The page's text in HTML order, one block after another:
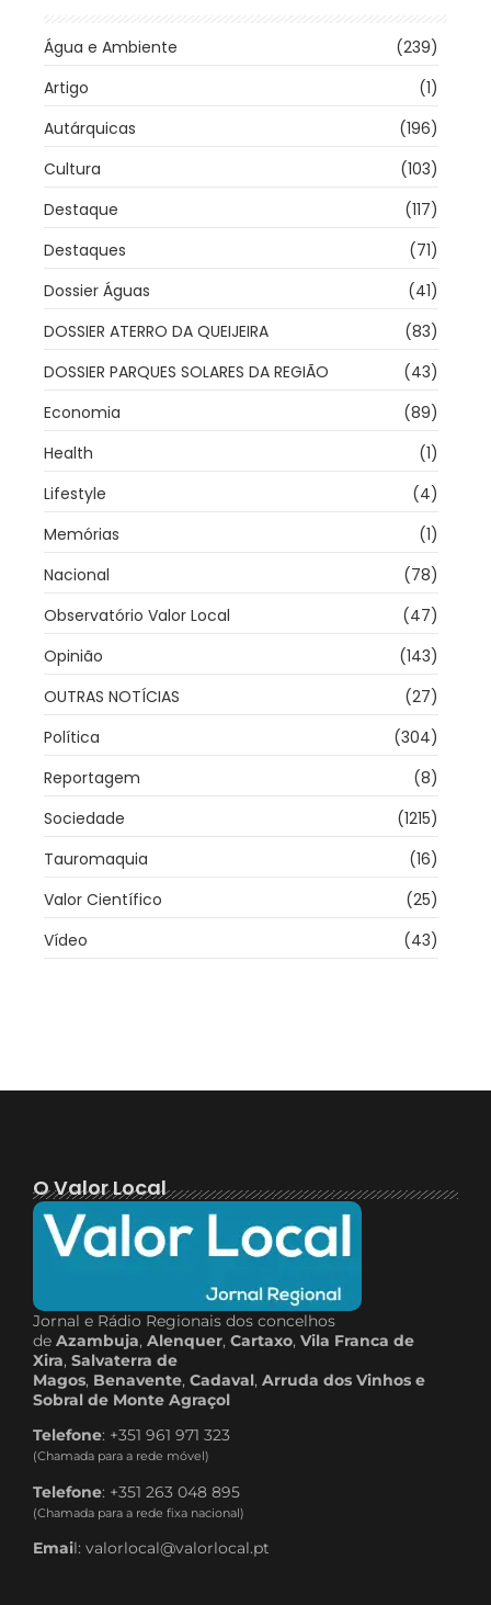
Água e Ambiente
(239)
Artigo
(1)
Autárquicas
(196)
Cultura
(103)
Destaque
(117)
Destaques
(71)
Dossier Águas
(41)
DOSSIER ATERRO DA QUEIJEIRA
(83)
DOSSIER PARQUES SOLARES DA REGIÃO
(43)
Economia
(89)
Health
(1)
Lifestyle
(4)
Memórias
(1)
Nacional
(78)
Observatório Valor Local
(47)
Opinião
(143)
OUTRAS NOTÍCIAS
(27)
Política
(304)
Reportagem
(8)
Sociedade
(1215)
Tauromaquia
(16)
Valor Científico
(25)
Vídeo
(43)
O Valor Local
Jornal e Rádio Regionais dos concelhos
de Azambuja, Alenquer, Cartaxo, Vila Franca de
Xira, Salvaterra de
Magos, Benavente, Cadaval, Arruda dos Vinhos e
Sobral de Monte Agraçol
Telefone: +351 961 971 323
(Chamada para a rede móvel)
Telefone: +351 263 048 895
(Chamada para a rede fixa nacional)
Email: valorlocal@valorlocal.pt